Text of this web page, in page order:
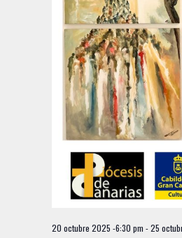
20 octubre 2025 -6:30 pm -25